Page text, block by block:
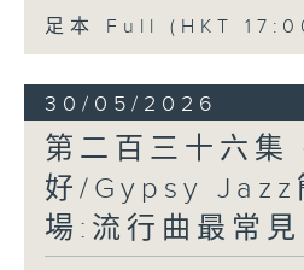
足本 Full (HKT
30/05/2026
第二百三十六集
好/Gypsy Jazz
場:流行曲最常